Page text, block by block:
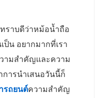
ราบดีว่าหม้อน้ำถือ
ป็น อยากมากที่เรา
ามสำคัญและความ
การนำเสนอวันนี้ก็
รถยนต์ความสำคัญ